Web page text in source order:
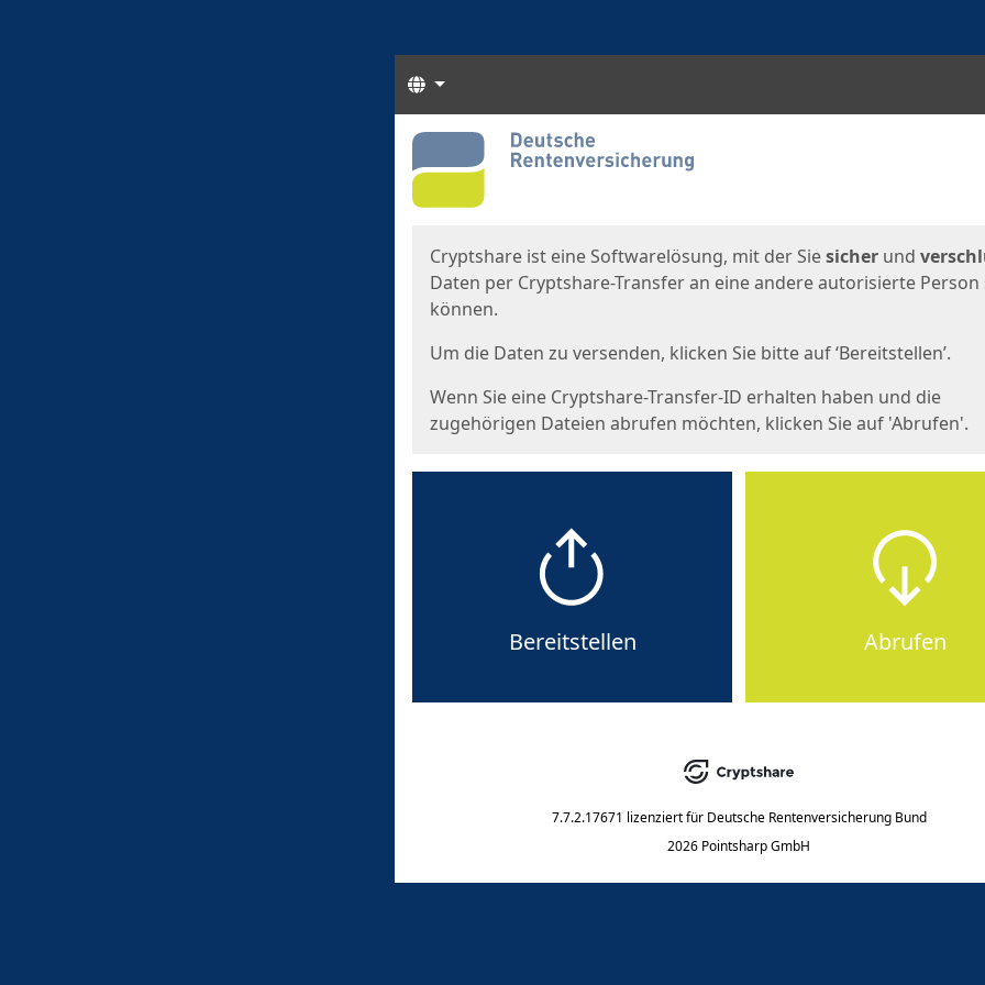
Sprachen
Start
Cryptshare ist eine Softwarelösung, mit der Siesicher und
Daten per Cryptshare-Transfer an eine andere autorisierte Person
können.
Um die Daten zu versenden, klicken Sie bitte auf ‘Bereitstellen’.
Wenn Sie eine Cryptshare-Transfer-ID erhalten haben und die
zugehörigen Dateien abrufen möchten, klicken Sie auf 'Abrufen'.
Bereitstellen Abrufen
7.7.2.17671 lizenziert für Deutsche Rentenversicherung Bund
2026 Pointsharp GmbH